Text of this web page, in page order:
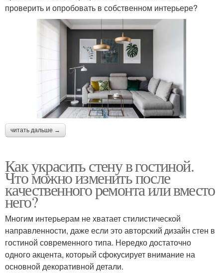
проверить и опробовать в собственном интерьере?
читать дальше →
Как украсить стену в гостиной.
Что можно изменить после
качественного ремонта или вместо
него?
Многим интерьерам не хватает стилистической
направленности, даже если это авторский дизайн стен в
гостиной современного типа. Нередко достаточно
одного акцента, который сфокусирует внимание на
основной декоративной детали.